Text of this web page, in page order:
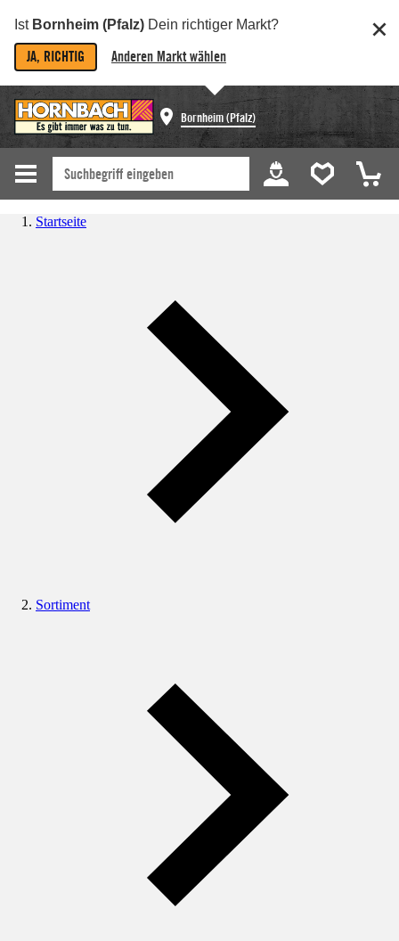
Ist Bornheim (Pfalz) Dein richtiger Markt?
JA, RICHTIG Anderen Markt wählen
Bornheim (Pfalz)
Startseite
Sortiment